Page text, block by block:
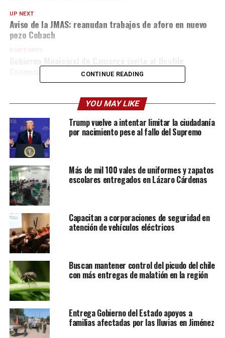
UP NEXT
Aviso de la JMAS: reanudan trabajos de aforo en nuevo
pozo Cobach
DON'T MISS
Conmemorativo de la Independencia este martes
CONTINUE READING
YOU MAY LIKE
Trump vuelve a intentar limitar la ciudadanía
por nacimiento pese al fallo del Supremo
Más de mil 100 vales de uniformes y zapatos
escolares entregados en Lázaro Cárdenas
Capacitan a corporaciones de seguridad en
atención de vehículos eléctricos
Buscan mantener control del picudo del chile
con más entregas de malatión en la región
Entrega Gobierno del Estado apoyos a
familias afectadas por las lluvias en Jiménez